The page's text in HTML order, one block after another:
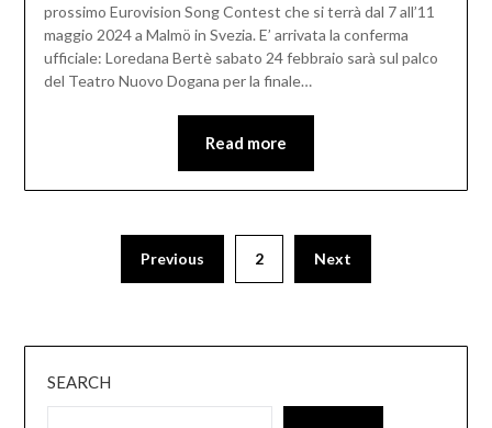
prossimo Eurovision Song Contest che si terrà dal 7 all’11
maggio 2024 a Malmö in Svezia. E’ arrivata la conferma
ufficiale: Loredana Bertè sabato 24 febbraio sarà sul palco
del Teatro Nuovo Dogana per la finale…
Read more
Previous 2 Next
SEARCH